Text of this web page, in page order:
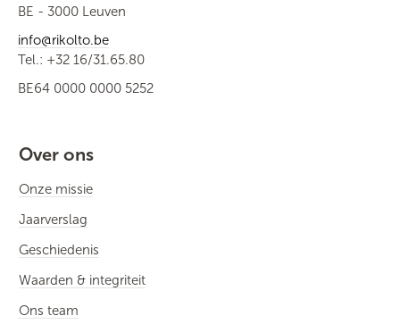
BE - 3000 Leuven
info@rikolto.be
Tel.: +32 16/31.65.80
BE64 0000 0000 5252
Over ons
Onze missie
Jaarverslag
Geschiedenis
Waarden & integriteit
Ons team